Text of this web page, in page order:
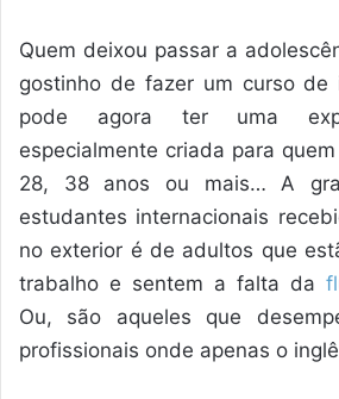
Quem deixou passar a
gostinho de fazer um curso de
pode agora ter uma
especialmente criada para
28, 38 anos ou mais… A
estudantes internacionais
no exterior é de adultos que
trabalho e sentem a falta da
Ou, são aqueles que
profissionais onde apenas o